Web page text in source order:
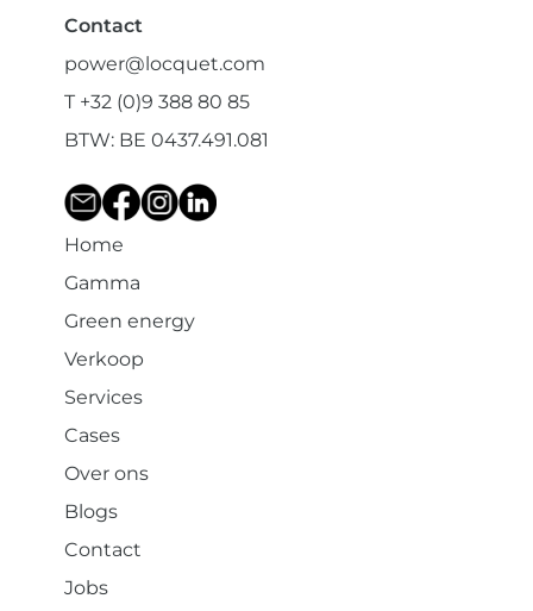
Contact
power@locquet.com
T +32 (0)9 388 80 85
BTW: BE 0437.491.081
Home
Gamma
Green energy
Verkoop
Services
Cases
Over ons
Blogs
Contact
Jobs